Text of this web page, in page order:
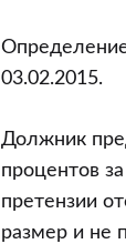
03.02.2015.
Должник
процентов
претензии
размер и не